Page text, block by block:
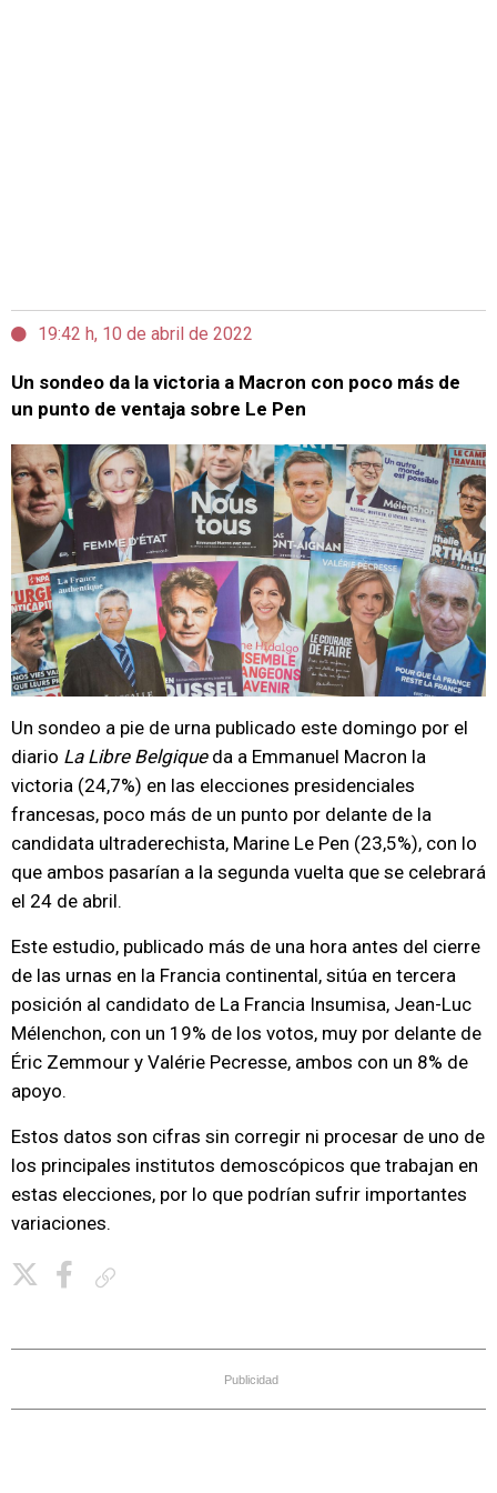
19:42 h, 10 de abril de 2022
Un sondeo da la victoria a Macron con poco más de
un punto de ventaja sobre Le Pen
Un sondeo a pie de urna publicado este domingo por el
diario La Libre Belgiqueda a Emmanuel Macron la
victoria (24,7%) en las elecciones presidenciales
francesas, poco más de un punto por delante de la
candidata ultraderechista, Marine Le Pen (23,5%), con lo
que ambos pasarían a la segunda vuelta que se celebrará
el 24 de abril.
Este estudio, publicado más de una hora antes del cierre
de las urnas en la Francia continental, sitúa en tercera
posición al candidato de La Francia Insumisa, Jean-Luc
Mélenchon, con un 19% de los votos, muy por delante de
Éric Zemmour y Valérie Pecresse, ambos con un 8% de
apoyo.
Estos datos son cifras sin corregir ni procesar de uno de
los principales institutos demoscópicos que trabajan en
estas elecciones, por lo que podrían sufrir importantes
variaciones.
Publicidad